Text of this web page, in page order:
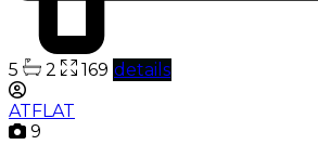
5 2 169 details
ATFLAT
9